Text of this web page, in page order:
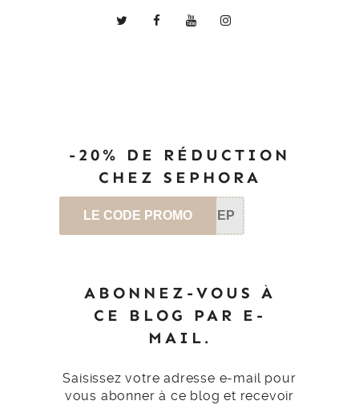
-20% DE RÉDUCTION
CHEZ SEPHORA
LE CODE PROMO SEP
ABONNEZ-VOUS À
CE BLOG PAR E-
MAIL.
Saisissez votre adresse e-mail pour
vous abonner à ce blog et recevoir